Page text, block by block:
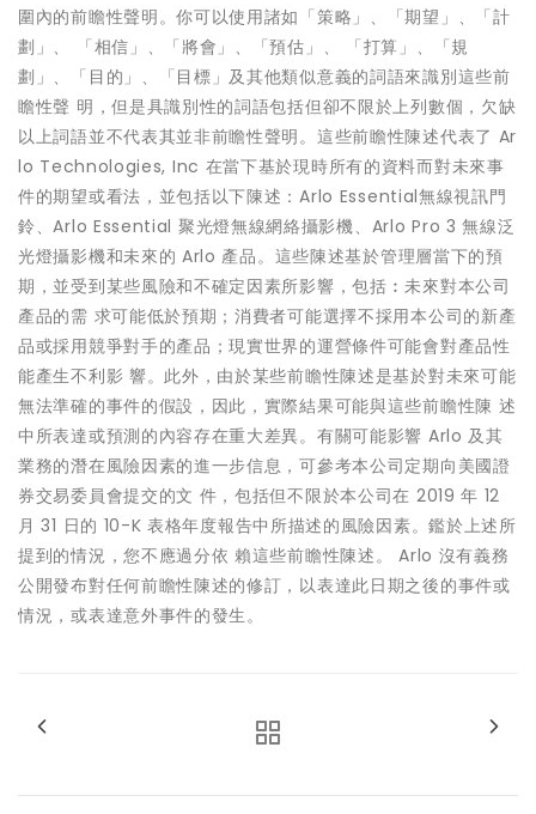
圍內的前瞻性聲明。你可以使用諸如「策略」、「期望」、「計
劃」、 「相信」、「將會」、「預估」、 「打算」、「規
劃」、「目的」、「目標」及其他類似意義的詞語來識別這些前
瞻性聲 明，但是具識別性的詞語包括但卻不限於上列數個，欠缺
以上詞語並不代表其並非前瞻性聲明。這些前瞻性陳述代表了 Ar
lo Technologies, Inc 在當下基於現時所有的資料而對未來事
件的期望或看法，並包括以下陳述：Arlo Essential無線視訊門
鈴、Arlo Essential 聚光燈無線網絡攝影機、Arlo Pro 3 無線泛
光燈攝影機和未來的 Arlo 產品。這些陳述基於管理層當下的預
期，並受到某些風險和不確定因素所影響，包括︰未來對本公司
產品的需 求可能低於預期；消費者可能選擇不採用本公司的新產
品或採用競爭對手的產品；現實世界的運營條件可能會對產品性
能產生不利影 響。此外，由於某些前瞻性陳述是基於對未來可能
無法準確的事件的假設，因此，實際結果可能與這些前瞻性陳 述
中所表達或預測的內容存在重大差異。有關可能影響 Arlo 及其
業務的潛在風險因素的進一步信息，可參考本公司定期向美國證
券交易委員會提交的文 件，包括但不限於本公司在 2019 年 12
月 31 日的 10-K 表格年度報告中所描述的風險因素。鑑於上述所
提到的情況，您不應過分依 賴這些前瞻性陳述。 Arlo 沒有義務
公開發布對任何前瞻性陳述的修訂，以表達此日期之後的事件或
情況，或表達意外事件的發生。